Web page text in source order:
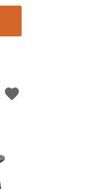
favorite